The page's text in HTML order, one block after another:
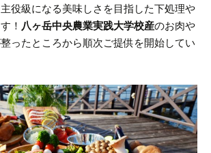
役級になる美味しさを目指した下処理や
！ 八ヶ岳中央農業実践大学校産のお肉や
ったところから順次ご提供を開始してい